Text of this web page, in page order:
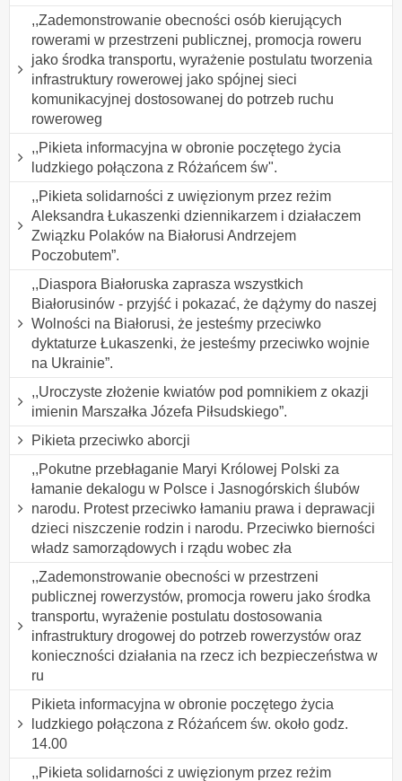
,,Zademonstrowanie obecności osób kierujących
rowerami w przestrzeni publicznej, promocja roweru
jako środka transportu, wyrażenie postulatu tworzenia
infrastruktury rowerowej jako spójnej sieci
komunikacyjnej dostosowanej do potrzeb ruchu
roweroweg
,,Pikieta informacyjna w obronie poczętego życia
ludzkiego połączona z Różańcem św".
,,Pikieta solidarności z uwięzionym przez reżim
Aleksandra Łukaszenki dziennikarzem i działaczem
Związku Polaków na Białorusi Andrzejem
Poczobutem”.
,,Diaspora Białoruska zaprasza wszystkich
Białorusinów - przyjść i pokazać, że dążymy do naszej
Wolności na Białorusi, że jesteśmy przeciwko
dyktaturze Łukaszenki, że jesteśmy przeciwko wojnie
na Ukrainie”.
,,Uroczyste złożenie kwiatów pod pomnikiem z okazji
imienin Marszałka Józefa Piłsudskiego”.
Pikieta przeciwko aborcji
,,Pokutne przebłaganie Maryi Królowej Polski za
łamanie dekalogu w Polsce i Jasnogórskich ślubów
narodu. Protest przeciwko łamaniu prawa i deprawacji
dzieci niszczenie rodzin i narodu. Przeciwko bierności
władz samorządowych i rządu wobec zła
,,Zademonstrowanie obecności w przestrzeni
publicznej rowerzystów, promocja roweru jako środka
transportu, wyrażenie postulatu dostosowania
infrastruktury drogowej do potrzeb rowerzystów oraz
konieczności działania na rzecz ich bezpieczeństwa w
ru
Pikieta informacyjna w obronie poczętego życia
ludzkiego połączona z Różańcem św. około godz.
14.00
,,Pikieta solidarności z uwięzionym przez reżim